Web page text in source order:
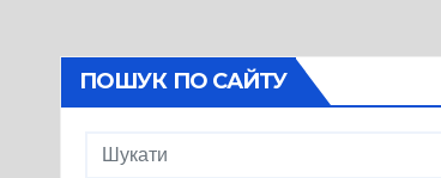
ПОШУК ПО САЙТУ